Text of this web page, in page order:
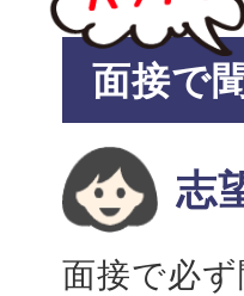
面接で
志
面接で必